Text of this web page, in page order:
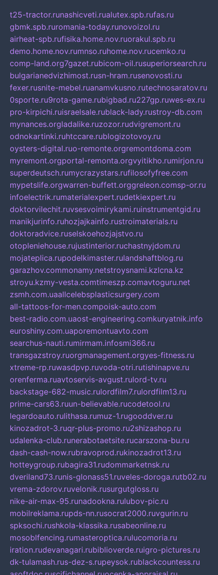
t25-tractor.runashicveti.rualutex.spb.rufas.ru
gbmk.spb.ruromania-today.runovoizol.ru
airheat-spb.rufisika.home.nov.ruorakul.spb.ru
demo.home.nov.rumnso.ruhome.nov.rucemko.ru
comp-land.org7gazet.rubicom-oil.rusuperiorsearch.ru
bulgarianedvizhimost.rusn-hram.rusenovosti.ru
fexer.rusnite-mebel.ruanamvkusno.rutechnosaratov.ru
0sporte.ru9rota-game.rubigbad.ru227gp.ruwes-ex.ru
pro-kirpichi.ruisraelsale.rublack-lady.rustroy-db.com
mynances.orgladalike.ruzozor.rudvigremont.ru
odnokartinki.ruhtccare.rublogizotovoy.ru
oysters-digital.ruo-remonte.orgremontdoma.com
myremont.orgportal-remonta.orgvyitikho.rumirjon.ru
superdeutsch.rumycrazystars.rufilosofyfree.com
mypetslife.orgwarren-buffett.orggreleon.comsp-or.ru
infoelectrik.rumaterialexpert.rudetkiexpert.ru
doktorvilechit.ruvsesvoimirykami.ruinstrumentgid.ru
manikjurinfo.ruhozjajkainfo.rustroimaterials.ru
doktoradvice.ruselskoehozjajstvo.ru
otopleniehouse.rujustinterior.ruchastnyjdom.ru
mojateplica.rupodelkimaster.rulandshaftblog.ru
garazhov.commonamy.netstroysnami.kzlcna.kz
stroyu.kzmy-vesta.comtimeszp.comavtoguru.net
zsmh.com.uaallcelebsplasticsurgery.com
all-tattoos-for-men.compoisk-auto.com
best-radio.com.uaost-engineering.comkuryatnik.info
euroshiny.com.uaporemontuavto.com
searchus-nauti.rumirmam.infosmi366.ru
transgazstroy.ruorgmanagement.orgyes-fitness.ru
xtreme-rp.ruwasdpvp.ruvoda-otri.rutishinapve.ru
orenferma.ruavtoservis-avgust.rulord-tv.ru
backstage-682-music.rulordfilm7.rulordfilm13.ru
prime-cars63.ruun-believable.rucodetool.ru
legardoauto.rulithasa.rumuz-1.rugooddver.ru
kinozadrot-3.ruqr-plus-promo.ru2shizashop.ru
udalenka-club.runerabotaetsite.rucarszona-bu.ru
dash-cash-now.rubravoprod.rukinozadrot13.ru
hotteygroup.rubagira31.rudommarketnsk.ru
dveriland73.runis-glonass51.ruveles-doroga.rutb02.ru
vrema-zdorov.ruvelonik.rusurgutgloss.ru
nike-air-max-95.runadookna.rulubov-pic.ru
mobilreklama.rupds-nn.rusocrat2000.ruvgurin.ru
spksochi.rushkola-klassika.rusabeonline.ru
mosoblfencing.rumasteroptica.rulucomoria.ru
iration.rudevanagari.rubiblioverde.ruigro-pictures.ru
dk-tulamash.rus-dez-s.rupeysok.rublackcountess.ru